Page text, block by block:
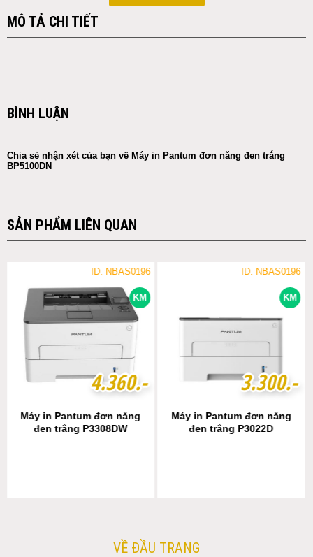
MÔ TẢ CHI TIẾT
BÌNH LUẬN
Chia sẻ nhận xét của bạn về Máy in Pantum đơn năng đen trắng
BP5100DN
SẢN PHẨM LIÊN QUAN
KM
ID: NBAS0196
4.360.-
4.360.-
Máy in Pantum đơn năng
đen trắng P3308DW
KM
ID: NBAS0196
3.300.-
3.300.-
Máy in Pantum đơn năng
đen trắng P3022D
VỀ ĐẦU TRANG